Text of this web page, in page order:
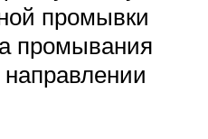
промывки
промывания